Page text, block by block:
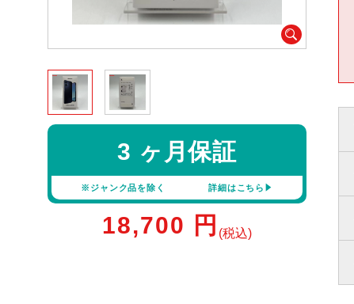
3 ヶ月保証
※ジャンク品を除く 詳細はこちら
18,700 円 (税込)